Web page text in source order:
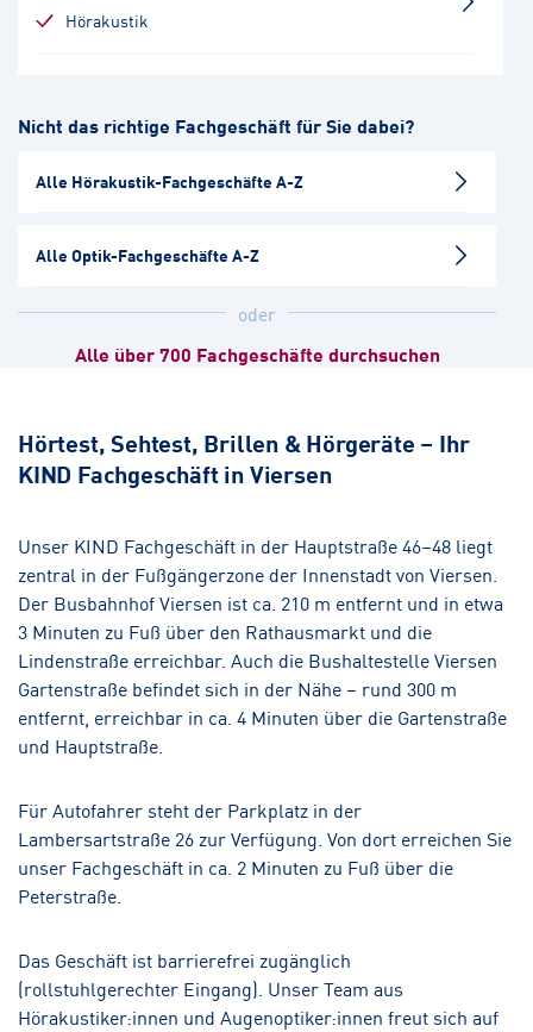
Hörakustik
Hörakustik
Straelen
Hörakustik
Augenoptik
Hörakustik
Nicht das richtige Fachgeschäft für Sie dabei?
Alle Hörakustik-Fachgeschäfte A-Z
Alle Optik-Fachgeschäfte A-Z
oder
Alle über 700 Fachgeschäfte durchsuchen
Hörtest, Sehtest, Brillen & Hörgeräte – Ihr
KIND Fachgeschäft in Viersen
Unser KIND Fachgeschäft in der Hauptstraße 46–48 liegt
zentral in der Fußgängerzone der Innenstadt von Viersen.
Der Busbahnhof Viersen ist ca. 210 m entfernt und in etwa
3 Minuten zu Fuß über den Rathausmarkt und die
Lindenstraße erreichbar. Auch die Bushaltestelle Viersen
Gartenstraße befindet sich in der Nähe – rund 300 m
entfernt, erreichbar in ca. 4 Minuten über die Gartenstraße
und Hauptstraße.
Für Autofahrer steht der Parkplatz in der
Lambersartstraße 26 zur Verfügung. Von dort erreichen Sie
unser Fachgeschäft in ca. 2 Minuten zu Fuß über die
Peterstraße.
Das Geschäft ist barrierefrei zugänglich
(rollstuhlgerechter Eingang). Unser Team aus
Hörakustiker:innen und Augenoptiker:innen freut sich auf